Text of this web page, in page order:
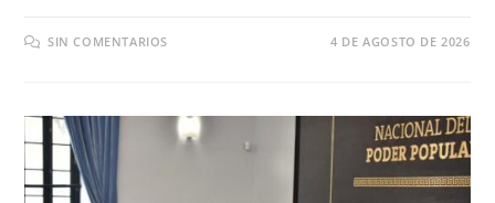
SIN COMENTARIOS 4 DE AGOSTO DE 2026